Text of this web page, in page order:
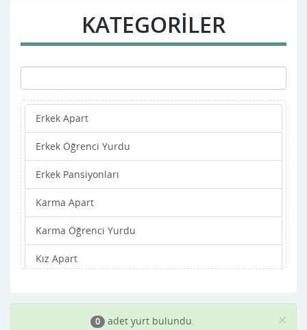
KATEGORİLER
Erkek Apart
Erkek Öğrenci Yurdu
Erkek Pansiyonları
Karma Apart
Karma Öğrenci Yurdu
Kız Apart
Kız Pansiyonları ×
0 adet yurt bulundu.